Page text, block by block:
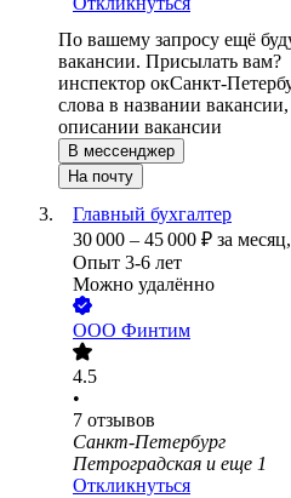
По вашему запросу ещё
вакансии. Присылать вам?
инспектор окСанкт-
слова в названии
описании вакансии
В мессенджер
На почту
Главный бухгалтер
30 000 – 45 000 ₽ за месяц,
Опыт 3-6 лет
Можно удалённо
ООО Финтим
4.5
•
7 отзывов
Санкт-Петербург
Петроградская и еще 1
Откликнуться